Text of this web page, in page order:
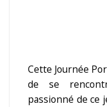
Cette Journée
de se
passionné de ce